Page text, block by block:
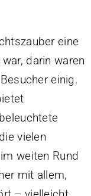
eine
darin waren
einig.
vielen
weiten Rund
mit allem,